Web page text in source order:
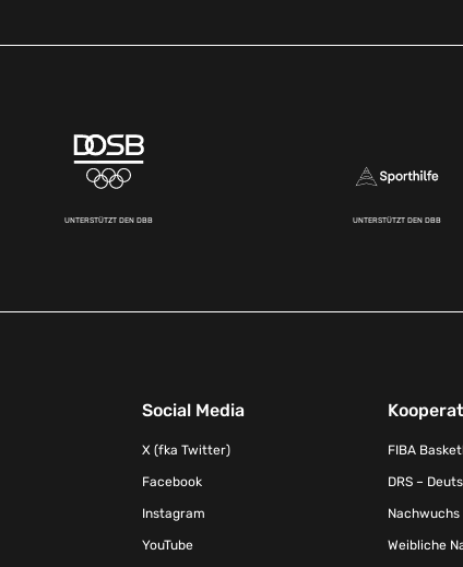
UNTERSTÜTZT DEN DBB UNTERSTÜTZT DEN DBB
Social Media
X (fka Twitter)
Facebook
Instagram
YouTube
FIBA
DRS –
Weibliche